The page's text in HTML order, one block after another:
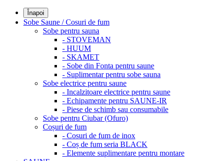
Înapoi
Sobe Saune / Cosuri de fum
Sobe pentru sauna
- STOVEMAN
- HUUM
- SKAMET
- Sobe din Fonta pentru saune
- Suplimentar pentru sobe sauna
Sobe electrice pentru saune
- Incalzitoare electrice pentru saune
- Echipamente pentru SAUNE-IR
- Piese de schimb sau consumabile
Sobe pentru Ciubar (Ofuro)
Coșuri de fum
- Cosuri de fum de inox
- Coș de fum seria BLACK
- Elemente suplimentare pentru montare